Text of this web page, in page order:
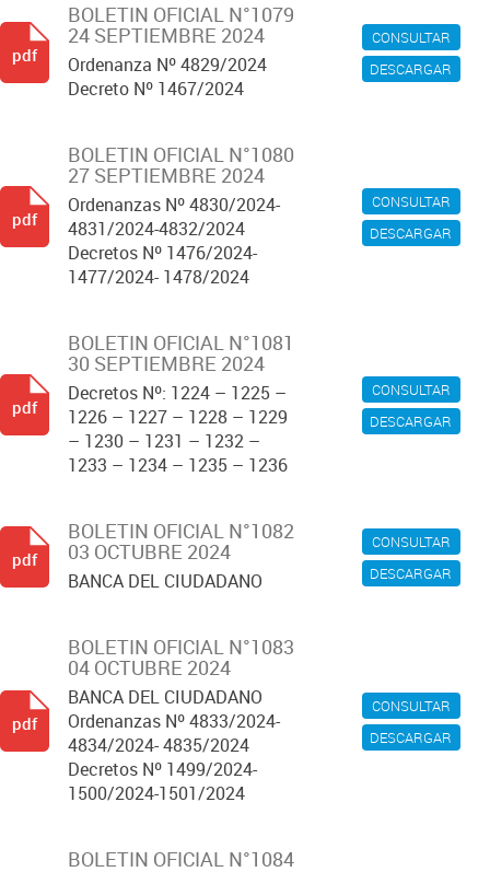
CONSULTAR
DESCARGAR
BOLETIN OFICIAL N°1079
24 SEPTIEMBRE 2024
Ordenanza Nº 4829/2024
Decreto Nº 1467/2024
pdf
CONSULTAR
DESCARGAR
BOLETIN OFICIAL N°1080
27 SEPTIEMBRE 2024
Ordenanzas Nº 4830/2024-
4831/2024-4832/2024
Decretos Nº 1476/2024-
1477/2024- 1478/2024
pdf
CONSULTAR
DESCARGAR
BOLETIN OFICIAL N°1081
30 SEPTIEMBRE 2024
Decretos Nº: 1224 – 1225 –
1226 – 1227 – 1228 – 1229
– 1230 – 1231 – 1232 –
1233 – 1234 – 1235 – 1236
pdf
CONSULTAR
DESCARGAR
BOLETIN OFICIAL N°1082
03 OCTUBRE 2024
BANCA DEL CIUDADANO
pdf
CONSULTAR
DESCARGAR
BOLETIN OFICIAL N°1083
04 OCTUBRE 2024
BANCA DEL CIUDADANO
Ordenanzas Nº 4833/2024-
4834/2024- 4835/2024
Decretos Nº 1499/2024-
1500/2024-1501/2024
pdf
BOLETIN OFICIAL N°1084